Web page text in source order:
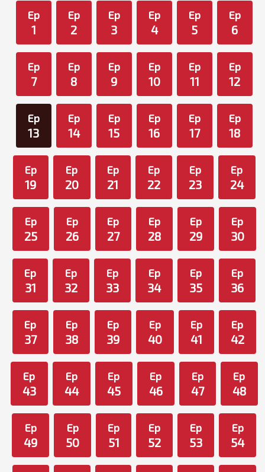
Ep
1
Ep
2
Ep
3
Ep
4
Ep
5
Ep
6
Ep
7
Ep
8
Ep
9
Ep
10
Ep
11
Ep
12
Ep
13
Ep
14
Ep
15
Ep
16
Ep
17
Ep
18
Ep
19
Ep
20
Ep
21
Ep
22
Ep
23
Ep
24
Ep
25
Ep
26
Ep
27
Ep
28
Ep
29
Ep
30
Ep
31
Ep
32
Ep
33
Ep
34
Ep
35
Ep
36
Ep
37
Ep
38
Ep
39
Ep
40
Ep
41
Ep
42
Ep
43
Ep
44
Ep
45
Ep
46
Ep
47
Ep
48
Ep
49
Ep
50
Ep
51
Ep
52
Ep
53
Ep
54